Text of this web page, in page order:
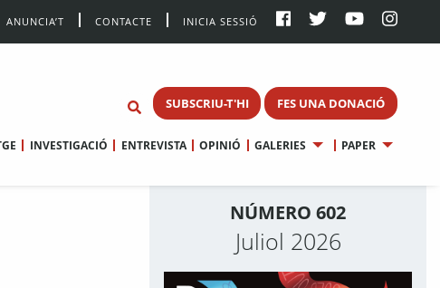
ANUNCIA’T CONTACTE INICIA SESSIÓ
SUBSCRIU-T'HI FES UNA DONACIÓ
INVESTIGACIÓ ENTREVISTA OPINIÓ GALERIES PAPER
NÚMERO 602
Juliol 2026